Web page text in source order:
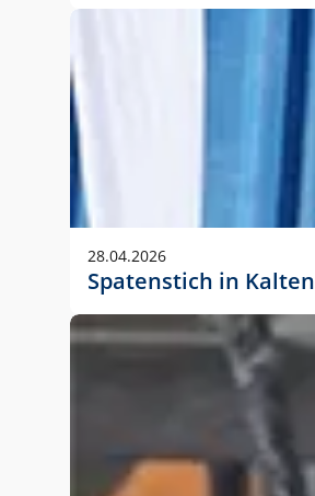
28.04.2026
Spatenstich in